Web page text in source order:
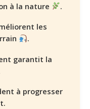
à la nature
.
les
.
garantit la
à progresser